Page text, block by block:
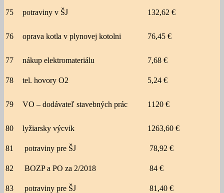
75 potraviny v ŠJ 132,62 €
76 oprava kotla v plynovej kotolni 76,45 €
77 nákup elektromateriálu 7,68 €
78 tel. hovory O2 5,24 €
79 VO – dodávateľ stavebných prác 1120 €
80 lyžiarsky výcvik 1263,60 €
81 potraviny pre ŠJ 78,92 €
82 BOZP a PO za 2/2018 84 €
83 potraviny pre ŠJ 81,40 €